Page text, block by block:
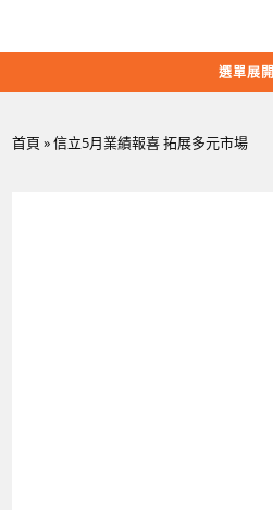
選單展開
首頁 »信立5月業績報喜 拓展多元市場